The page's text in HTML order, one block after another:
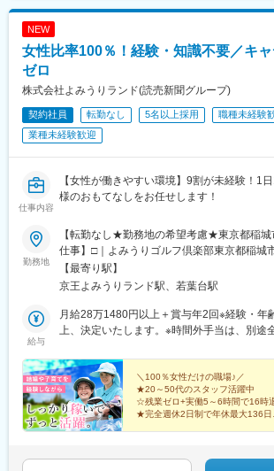
NEW
女性比率100％！経験・知識不要／キ
ゼロ
株式会社よみうりランド(読売新聞グループ)
契約社員 転勤なし 5名以上採用
職種未経験
業種未経験歓迎
仕事内容
【女性が働きやすい環境】9割が未経験！1
様のおもてなしをお任せします！
勤務地
【転勤なし★勤務地の希望考慮★東京都稲城
仕事】□｜よみうりゴルフ倶楽部東京都稲城
売ランド前駅」より路線バス「京王よみうり
員専用バスまたは路線バス※都道124号線近
丘駅」よりクラブバス京王相模原線「稲城
19号線近く★マイカー通勤OK★駐車場完備※
【最寄り駅】
京王よみうりランド駅、若葉台駅
給与
月給28万1480円以上＋賞与年2回※経験・年
上、決定いたします。※時間外手当は、別途
年収394万円／入社1年目・年収404万円／
円／入社5年目《試用期間》雇用形態：アル
＼100％女性だけの職場♪／
★20～50代のスタッフ活躍中
☆残業ゼロ+実働5～6時間で16時
★完全週休2日制で年休最大136日